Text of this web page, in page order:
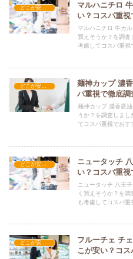
どこが安い？-食品・食材
マルハニチロ
い？コスパ重
マルハニチロ 牛カ
買えそうか？を調査
考慮してコスパ重視
どこが安い？-食品・食材
麺神カップ 濃
パ重視で徹底調
麺神カップ 濃香醤
うか？を調査しま
てコスパ重視でおす
どこが安い？-食品・食材
ニュータッチ
い？コスパ重
ニュータッチ 八王
く買えそうか？を
も考慮してコスパ重
どこが安い？-食品・食材
フルーチェ チ
こが安い？コ